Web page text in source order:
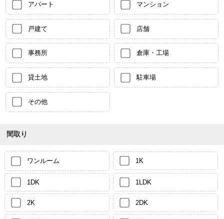
アパート マンション
戸建て 店舗
事務所 倉庫・工場
貸土地 駐車場
その他
間取り
ワンルーム 1K
1DK 1LDK
2K 2DK